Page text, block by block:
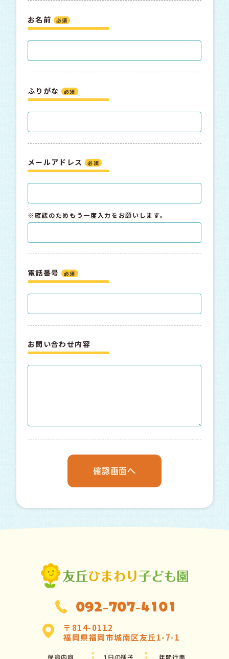
お名前 必須
ふりがな 必須
メールアドレス 必須
※確認のためもう一度入力をお願いします。
電話番号 必須
お問い合わせ内容
〒814-0112
福岡県福岡市城南区友丘1-7-1
保育内容 1日の様子 年間行事